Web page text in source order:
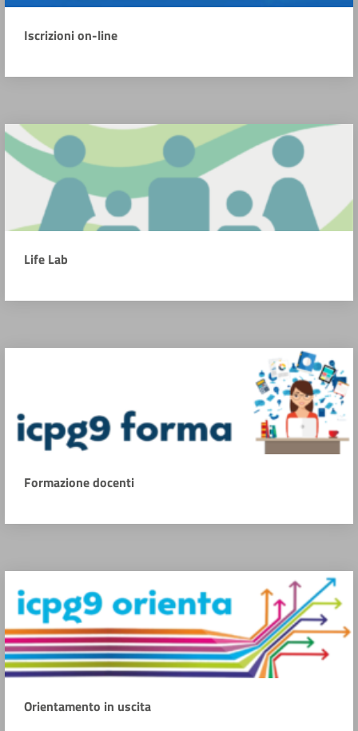
Iscrizioni on-line
Life Lab
Formazione docenti
Orientamento in uscita